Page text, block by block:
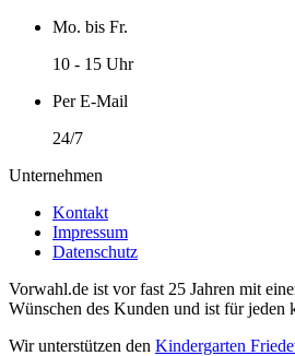
Mo. bis Fr.
10 - 15 Uhr
Per E-Mail
24/7
Unternehmen
Kontakt
Impressum
Datenschutz
Vorwahl.de ist vor fast 25 Jahren mit
Wünschen des Kunden und ist für jeden
Wir unterstützen den Kindergarten